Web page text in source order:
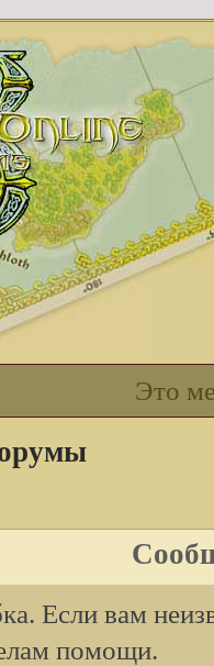
Это
Если вам
помощи.